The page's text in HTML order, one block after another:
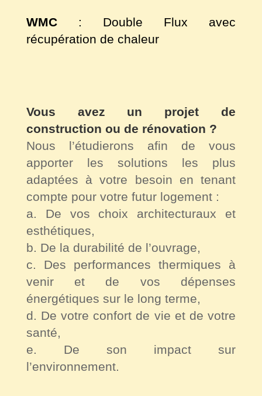
WMC: Double Flux avec
récupération de chaleur
Vous avez un projet de
construction ou de rénovation ?
Nous l’étudierons afin de vous
apporter les solutions les plus
adaptées à votre besoin en tenant
compte pour votre futur logement :
a. De vos choix architecturaux et
esthétiques,
b. De la durabilité de l’ouvrage,
c. Des performances thermiques à
venir et de vos dépenses
énergétiques sur le long terme,
d. De votre confort de vie et de votre
santé,
e. De son impact sur
l’environnement.